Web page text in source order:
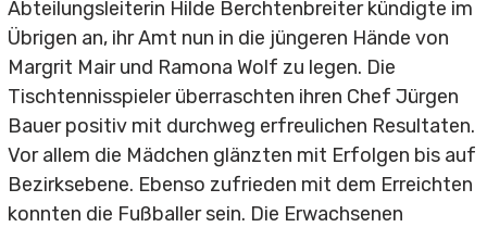
Damen-Senioren-Gymnastik
Herren-Senioren-Gymnastik
Fit für den Alltag
Bauch-Beine-Po
Abteilungsleiterin Hilde Berchtenbreiter kündigte im
Übrigen an, ihr Amt nun in die jüngeren Hände von
Margrit Mair und Ramona Wolf zu legen. Die
Tischtennisspieler überraschten ihren Chef Jürgen
Bauer positiv mit durchweg erfreulichen Resultaten.
Vor allem die Mädchen glänzten mit Erfolgen bis auf
Bezirksebene. Ebenso zufrieden mit dem Erreichten
konnten die Fußballer sein. Die Erwachsenen